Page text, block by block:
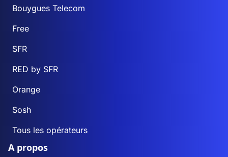
Bouygues Telecom
Free
SFR
RED by SFR
Orange
Sosh
Tous les opérateurs
A propos